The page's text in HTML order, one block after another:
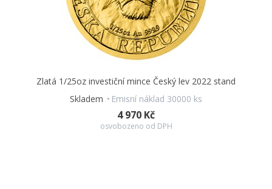
Zlatá 1/25oz investiční mince Český lev 2022 stand
Skladem
Emisní náklad 30000 ks
4 970 Kč
osvobozeno od DPH